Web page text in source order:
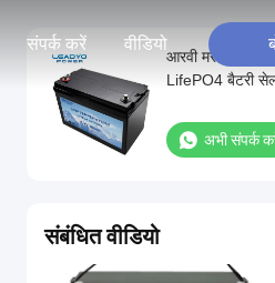
संपर्क करें वीडियो
आरवी मरीन के
LifePO4 बैटरी
अभी संपर्क
संबंधित वीडियो